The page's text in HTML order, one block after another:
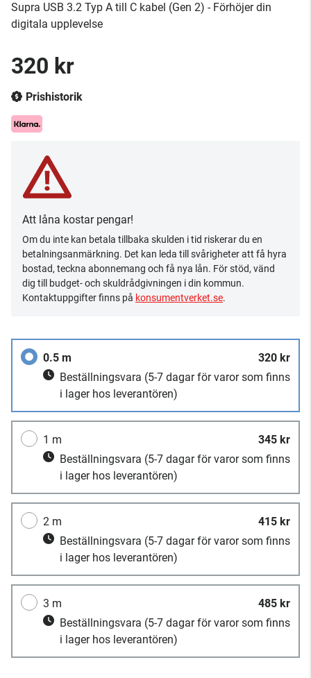
Supra USB 3.2 Typ A till C kabel (Gen 2) - Förhöjer din
digitala upplevelse
320 kr
Prishistorik
Att låna kostar pengar!
Om du inte kan betala tillbaka skulden i tid riskerar du en
betalningsanmärkning. Det kan leda till svårigheter att få hyra
bostad, teckna abonnemang och få nya lån. För stöd, vänd
dig till budget- och skuldrådgivningen i din kommun.
Kontaktuppgifter finns på konsumentverket.se.
0.5 m
320 kr
Beställningsvara (5-7 dagar för varor som finns
i lager hos leverantören)
1 m
345 kr
Beställningsvara (5-7 dagar för varor som finns
i lager hos leverantören)
2 m
415 kr
Beställningsvara (5-7 dagar för varor som finns
i lager hos leverantören)
3 m
485 kr
Beställningsvara (5-7 dagar för varor som finns
i lager hos leverantören)